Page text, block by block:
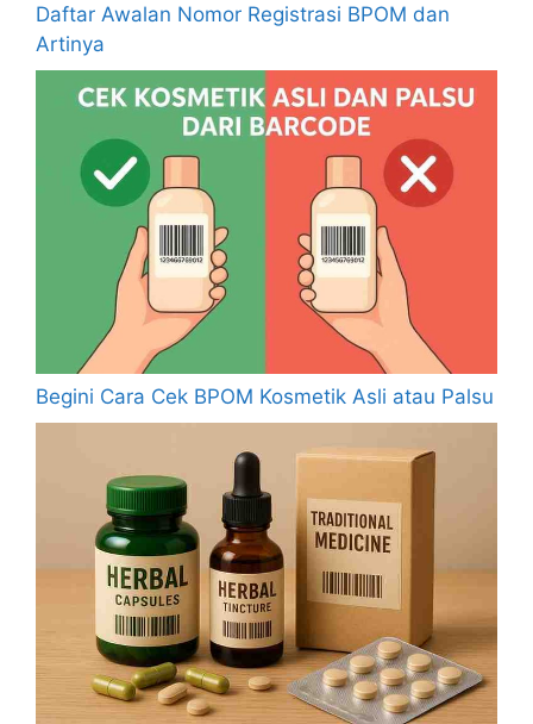
Daftar Awalan Nomor Registrasi BPOM dan
Artinya
Begini Cara Cek BPOM Kosmetik Asli atau Palsu